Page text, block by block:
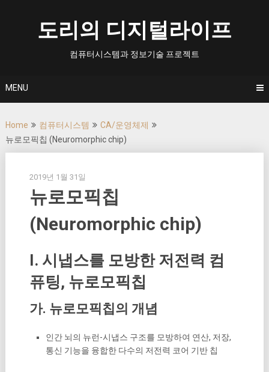
도리의 디지털라이프
컴퓨터시스템과 정보기술 프로젝트
MENU
Home 컴퓨터시스템
CA/운영체제
뉴로모픽칩 (Neuromorphic chip)
2019년 1월 31일
뉴로모픽칩
(Neuromorphic chip)
I. 시냅스를 모방한 저전력 컴
퓨팅, 뉴로모픽칩
가. 뉴로모픽칩의 개념
인간 뇌의 뉴런-시냅스 구조를 모방하여 연산, 저장,
통신 기능을 융합한 다수의 저전력 코어 기반 칩